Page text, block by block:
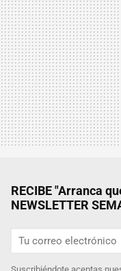
RECIBE "Arranca
NEWSLETTER